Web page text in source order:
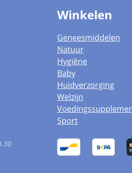
Winkelen
Geneesmiddelen
Natuur
Hygiëne
Baby
Huidverzorging
Welzijn
Sport